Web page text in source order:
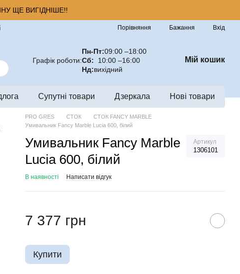
ЩЕ ВИГІДНІШЕ!!
Порівняння Бажання Вхід
Графік роботи:
Пн-Пт:09:00 –18:00
Сб: 10:00 –16:00
Нд:вихідний
Мій кошик
Супутні товари Дзеркала Нові товари
PRO GRES СТОК
СТОК FANCY MARBLE
Умивальник Fancy Marble Lucia 600, білий
Умивальник Fancy Marble
Lucia 600, білий
Артикул
1306101
В наявності Написати відгук
7 377 грн
Купити